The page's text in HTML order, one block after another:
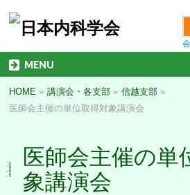
MENU
HOME » 講演会・各支部 » 信越支部 »
医師会主催の単位取得対象講演会
医師会主催の単
象講演会